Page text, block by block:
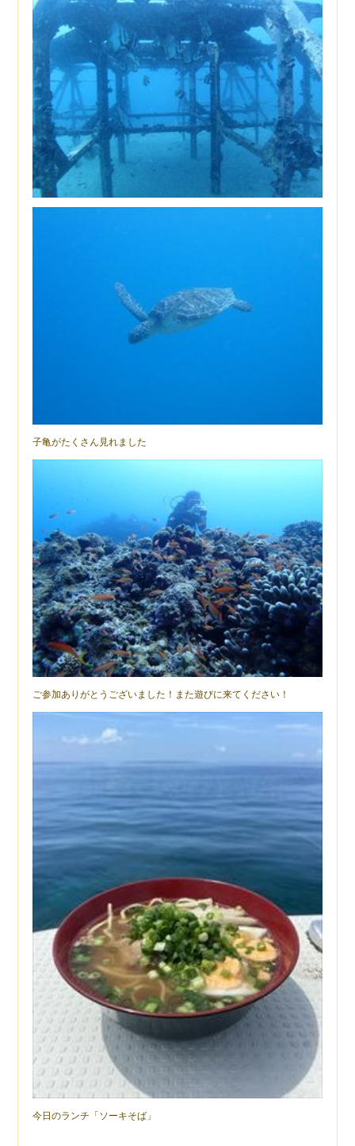
子亀がたくさん見れました
ご参加ありがとうございました！また遊びに来てください！
今日のランチ「ソーキそば」